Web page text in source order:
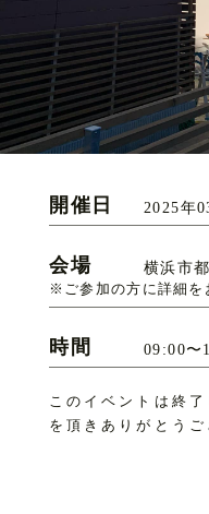
開催日 2025年
会場
横浜市
※ご参加の方に詳細を
時間 09:00〜
このイベントは終
を頂きありがとうご